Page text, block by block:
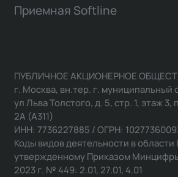
Приемная Softline
ПУБЛИЧНОЕ АКЦИОНЕРНОЕ
г. Москва, вн.тер. г. муниципальный
ул Льва Толстого, д. 5, стр. 1, этаж
2А (А311)
ИНН: 7736227885 / ОГРН:
Коды видов деятельности в
утвержденному Приказом Минцифры
2023 г. № 449: 2.01, 27.01, 4.01